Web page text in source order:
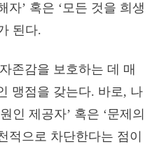
자’ 혹은 ‘모든 것을 희생
된다.
존감을 보호하는 데 매
맹점을 갖는다. 바로, 나
인 제공자’ 혹은 ‘문제의
적으로 차단한다는 점이